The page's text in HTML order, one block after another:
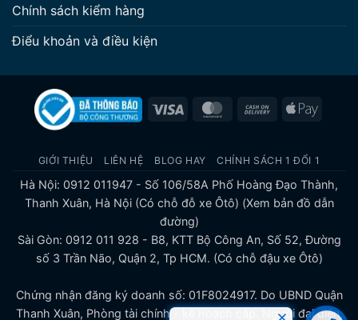
Chính sách kiểm hàng
Điểu khoản và điều kiện
Visa MasterCardCash
Apple
GIỚI THIỆU LIÊN HỆ BLOG HAY CHÍNH SÁCH 1 ĐỔI 1
Hà Nội: 0912 011947 - Số 106/58A Phố Hoàng Đạo Thành,
Thanh Xuân, Hà Nội (Có chỗ đỗ xe Ôtô) (Xem bản đồ dẫn
đường)
Sài Gòn: 0912 011 928 - B8, KTT Bộ Công An, Số 52, Đường
số 3 Trần Não, Quận 2, Tp HCM. (Có chỗ đậu xe Ôtô)
Chứng nhận đăng ký doanh số: 01F8024917. Do UBND Quận
Thanh Xuân, Phòng tài chính - kế hoạch cấp. Người đại diện,